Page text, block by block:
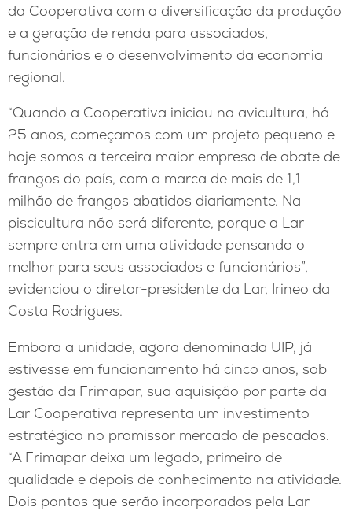
da Cooperativa com a diversificação da produção
e a geração de renda para associados,
funcionários e o desenvolvimento da economia
regional.
“Quando a Cooperativa iniciou na avicultura, há
25 anos, começamos com um projeto pequeno e
hoje somos a terceira maior empresa de abate de
frangos do país, com a marca de mais de 1,1
milhão de frangos abatidos diariamente. Na
piscicultura não será diferente, porque a Lar
sempre entra em uma atividade pensando o
melhor para seus associados e funcionários”,
evidenciou o diretor-presidente da Lar, Irineo da
Costa Rodrigues.
Embora a unidade, agora denominada UIP, já
estivesse em funcionamento há cinco anos, sob
gestão da Frimapar, sua aquisição por parte da
Lar Cooperativa representa um investimento
estratégico no promissor mercado de pescados.
“A Frimapar deixa um legado, primeiro de
qualidade e depois de conhecimento na atividade.
Dois pontos que serão incorporados pela Lar